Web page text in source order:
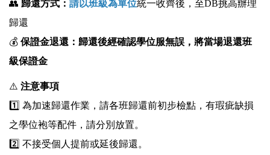
👥 歸還方式： 請以班級為單位統一收齊後，至DB挑高辦理
歸還
💰 保證金退還： 歸還後經確認學位服無誤，將當場退還班
級保證金
⚠️ 注意事項
1️⃣ 為加速歸還作業，請各班歸還前初步檢點，有瑕疵缺損
之學位袍等配件，請分別放置。
2️⃣ 不接受個人提前或延後歸還。